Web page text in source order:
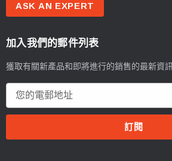
ASK AN EXPERT
加入我們的郵件列表
獲取有關新產品和即將進行的銷售的最新資訊
郵